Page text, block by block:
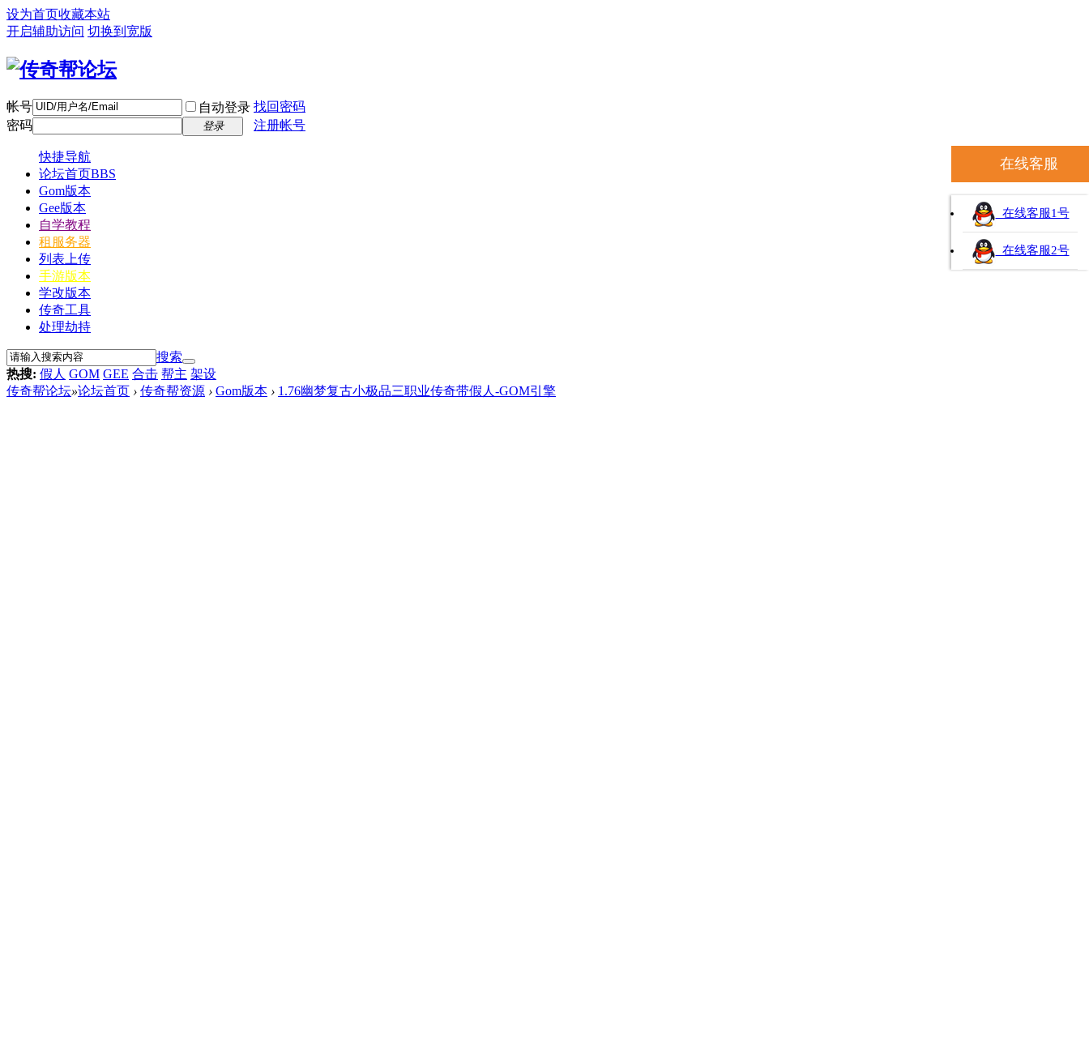
设为首页收藏本站
开启辅助访问 切换到宽版
帐号 自动登录 找回密码
密码
登录 注册帐号
快捷导航
论坛首页BBS
Gom版本
Gee版本
自学教程
租服务器
列表上传
手游版本
学改版本
传奇工具
处理劫持
搜索
热搜: 假人 GOM GEE 合击 帮主 架设
传奇帮论坛»论坛首页 › 传奇帮资源 › Gom版本 › 1.76幽梦复古小极品三职业传奇带假人-GOM引擎
在线客服
在线客服1号
在线客服2号